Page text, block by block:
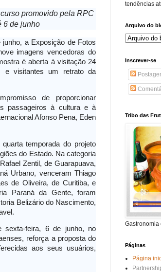
promovido pela RPC
6 de junho
a Exposição de Fotos
imagens vencedoras do
é aberta à visitação 24
e visitantes um retrato da
de proporcionar
passageiros à cultura e à
Afonso Pena, Eden
temporada do projeto
do Estado. Na categoria
Zentil, de Guarapuava,
Urbano, venceram Thiago
de Oliveira, de Curitiba, e
Paraná da Gente, foram
Belizário do Nascimento,
sexta-feira, 6 de junho, no
reforça a proposta do
aos seus usuários,
tendências
Arquivo do
Inscrever-se
Tribo das
Gastronomia
Páginas
Página